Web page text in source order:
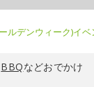
ルデンウィーク)イ
BBQなどおでかけ